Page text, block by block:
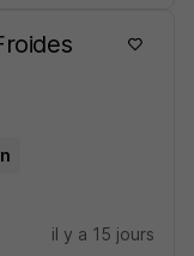
il y a 15 jours